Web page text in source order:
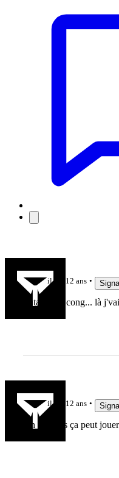
il y a 12 ans
Putaing de cong... là
il y a 12 ans
Un français ça peut